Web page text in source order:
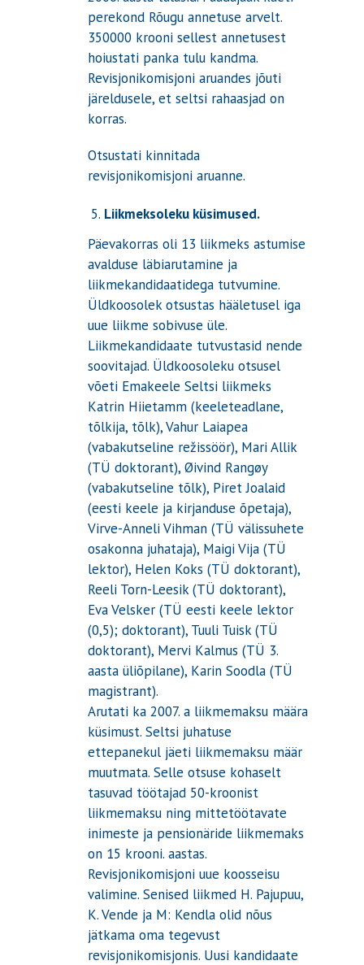
perekond Rõugu annetuse arvelt.
350000 krooni sellest annetusest
hoiustati panka tulu kandma.
Revisjonikomisjoni aruandes jõuti
järeldusele, et seltsi rahaasjad on
korras.
Otsustati kinnitada
revisjonikomisjoni aruanne.
Liikmeksoleku küsimused.
Päevakorras oli 13 liikmeks astumise
avalduse läbiarutamine ja
liikmekandidaatidega tutvumine.
Üldkoosolek otsustas hääletusel iga
uue liikme sobivuse üle.
Liikmekandidaate tutvustasid nende
soovitajad. Üldkoosoleku otsusel
võeti Emakeele Seltsi liikmeks
Katrin Hiietamm (keeleteadlane,
tõlkija, tõlk), Vahur Laiapea
(vabakutseline režissöör), Mari Allik
(TÜ doktorant), Øivind Rangøy
(vabakutseline tõlk), Piret Joalaid
(eesti keele ja kirjanduse õpetaja),
Virve-Anneli Vihman (TÜ välissuhete
osakonna juhataja), Maigi Vija (TÜ
lektor), Helen Koks (TÜ doktorant),
Reeli Torn-Leesik (TÜ doktorant),
Eva Velsker (TÜ eesti keele lektor
(0,5); doktorant), Tuuli Tuisk (TÜ
doktorant), Mervi Kalmus (TÜ 3.
aasta üliõpilane), Karin Soodla (TÜ
magistrant).
Arutati ka 2007. a liikmemaksu määra
küsimust. Seltsi juhatuse
ettepanekul jäeti liikmemaksu määr
muutmata. Selle otsuse kohaselt
tasuvad töötajad 50-kroonist
liikmemaksu ning mittetöötavate
inimeste ja pensionäride liikmemaks
on 15 krooni. aastas.
Revisjonikomisjoni uue koosseisu
valimine. Senised liikmed H. Pajupuu,
K. Vende ja M: Kendla olid nõus
jätkama oma tegevust
revisjonikomisjonis. Uusi kandidaate